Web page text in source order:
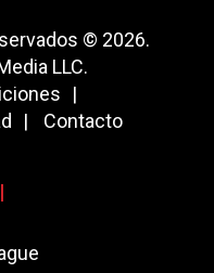
© 2026.
LLC.
Contacto